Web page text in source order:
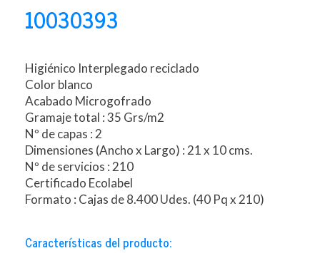
10030393
Higiénico Interplegado reciclado
Color blanco
Acabado Microgofrado
Gramaje total : 35 Grs/m2
Nº de capas : 2
Dimensiones (Ancho x Largo) : 21 x 10 cms.
Nº de servicios : 210
Certificado Ecolabel
Formato : Cajas de 8.400 Udes. (40 Pq x 210)
Características del producto: